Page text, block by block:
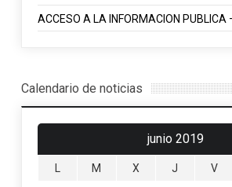
ACCESO A LA INFORMACION PUBLICA
Calendario de noticias
junio 2019
M X J V